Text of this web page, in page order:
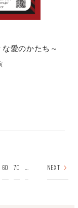
愛のかたち～
60 70 ... NEXT